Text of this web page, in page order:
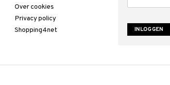
Over cookies
Privacy policy
Shopping4net